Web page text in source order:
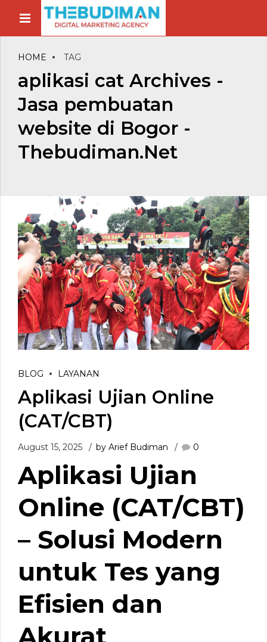
HOME TAG
aplikasi cat Archives -
Jasa pembuatan
website di Bogor -
Thebudiman.Net
BLOG LAYANAN
Aplikasi Ujian Online
(CAT/CBT)
August 15, 2025 by Arief Budiman 0
Aplikasi Ujian
Online (CAT/CBT)
– Solusi Modern
untuk Tes yang
Efisien dan